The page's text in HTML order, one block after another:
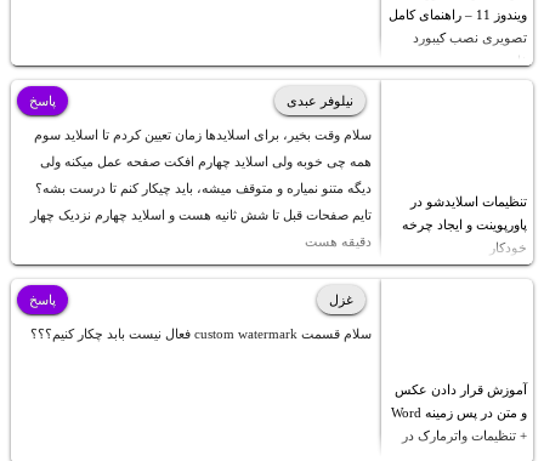
ویندوز 11 – راهنمای کامل
تصویری نصب کیبورد
فارسی
تنظیمات اسلایدشو در
پاورپوینت و ایجاد چرخه
خودکار
نیلوفر عبدی
سلام وقت بخیر، برای اسلایدها زمان تعیین کردم تا اسلاید سوم
همه چی خوبه ولی اسلاید چهارم افکت صفحه عمل میکنه ولی
دیگه متنو نمیاره و متوقف میشه، باید چیکار کنم تا درست بشه؟
تایم صفحات قبل تا شش ثانیه هست و اسلاید چهارم نزدیک چهار
دقیقه هست
پاسخ
آموزش قرار دادن عکس
و متن در پس زمینه Word
+ تنظیمات واترمارک در
غزل
سلام قسمت custom watermark فعال نیست بابد چکار کنیم؟؟؟
پاسخ